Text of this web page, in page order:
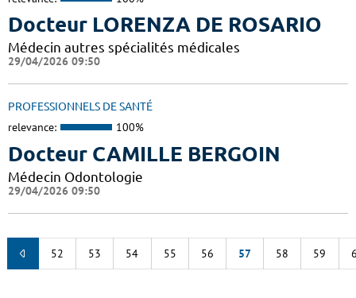
Docteur LORENZA DE ROSARIO
Médecin autres spécialités médicales
29/04/2026 09:50
PROFESSIONNELS DE SANTÉ
relevance: 100%
Docteur CAMILLE BERGOIN
Médecin Odontologie
29/04/2026 09:50
52 53 54 55 56 57 58 59